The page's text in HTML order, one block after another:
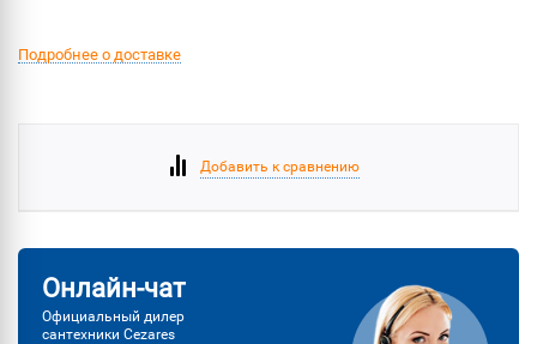
Подробнее о доставке
Добавить к сравнению
Онлайн-чат
Официальный дилер
сантехники Cezares